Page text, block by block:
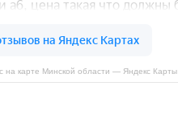
на карте Минской области — Яндекс Карты